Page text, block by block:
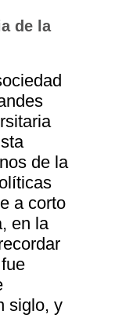
de la
de la
a corto
en la
siglo, y